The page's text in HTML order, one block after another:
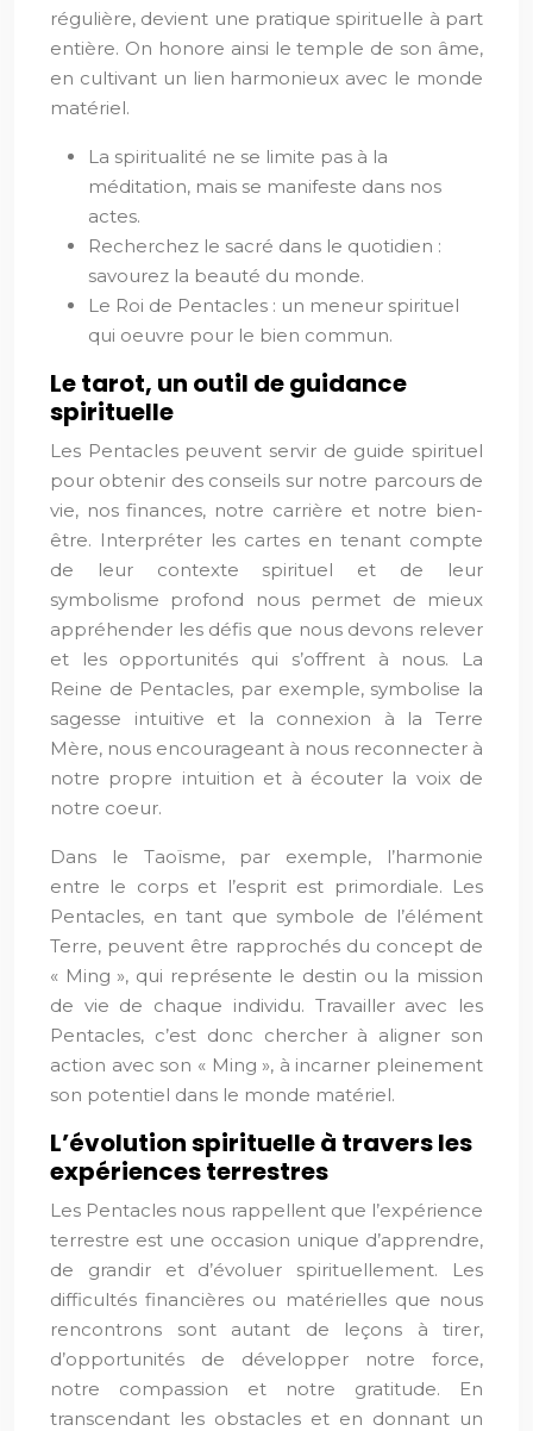
régulière, devient une pratique spirituelle à part
entière. On honore ainsi le temple de son âme,
en cultivant un lien harmonieux avec le monde
matériel.
La spiritualité ne se limite pas à la
méditation, mais se manifeste dans nos
actes.
Recherchez le sacré dans le quotidien :
savourez la beauté du monde.
Le Roi de Pentacles : un meneur spirituel
qui oeuvre pour le bien commun.
Le tarot, un outil de guidance
spirituelle
Les Pentacles peuvent servir de guide spirituel
pour obtenir des conseils sur notre parcours de
vie, nos finances, notre carrière et notre bien-
être. Interpréter les cartes en tenant compte
de leur contexte spirituel et de leur
symbolisme profond nous permet de mieux
appréhender les défis que nous devons relever
et les opportunités qui s’offrent à nous. La
Reine de Pentacles, par exemple, symbolise la
sagesse intuitive et la connexion à la Terre
Mère, nous encourageant à nous reconnecter à
notre propre intuition et à écouter la voix de
notre coeur.
Dans le Taoïsme, par exemple, l’harmonie
entre le corps et l’esprit est primordiale. Les
Pentacles, en tant que symbole de l’élément
Terre, peuvent être rapprochés du concept de
« Ming », qui représente le destin ou la mission
de vie de chaque individu. Travailler avec les
Pentacles, c’est donc chercher à aligner son
action avec son « Ming », à incarner pleinement
son potentiel dans le monde matériel.
L’évolution spirituelle à travers les
expériences terrestres
Les Pentacles nous rappellent que l’expérience
terrestre est une occasion unique d’apprendre,
de grandir et d’évoluer spirituellement. Les
difficultés financières ou matérielles que nous
rencontrons sont autant de leçons à tirer,
d’opportunités de développer notre force,
notre compassion et notre gratitude. En
transcendant les obstacles et en donnant un